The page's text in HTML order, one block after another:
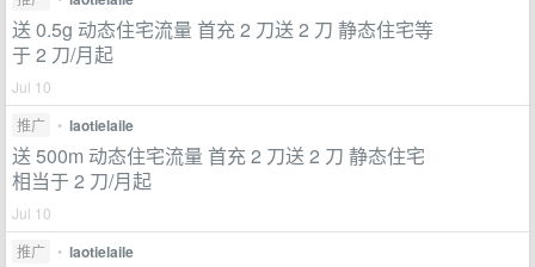
送 0.5g 动态住宅流量 首充 2 刀送 2 刀 静态住宅等
于 2 刀/月起
Jul 10
推广
• laotielaile
送 500m 动态住宅流量 首充 2 刀送 2 刀 静态住宅
相当于 2 刀/月起
Jul 10
推广
• laotielaile